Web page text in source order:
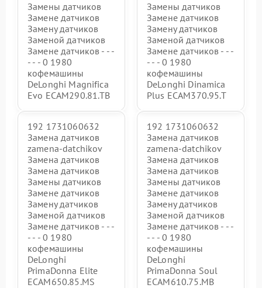
Замены датчиков
Замене датчиков
Замену датчиков
Заменой датчиков
Замене датчиков - - -
- - - 0 1980
кофемашины
DeLonghi Magnifica
Evo ECAM290.81.TB
Замены датчиков
Замене датчиков
Замену датчиков
Заменой датчиков
Замене датчиков - - -
- - - 0 1980
кофемашины
DeLonghi Dinamica
Plus ECAM370.95.T
192 1731060632
Замена датчиков
zamena-datchikov
Замена датчиков
Замена датчиков
Замены датчиков
Замене датчиков
Замену датчиков
Заменой датчиков
Замене датчиков - - -
- - - 0 1980
кофемашины
DeLonghi
PrimaDonna Elite
ECAM650.85.MS
192 1731060632
Замена датчиков
zamena-datchikov
Замена датчиков
Замена датчиков
Замены датчиков
Замене датчиков
Замену датчиков
Заменой датчиков
Замене датчиков - - -
- - - 0 1980
кофемашины
DeLonghi
PrimaDonna Soul
ECAM610.75.MB